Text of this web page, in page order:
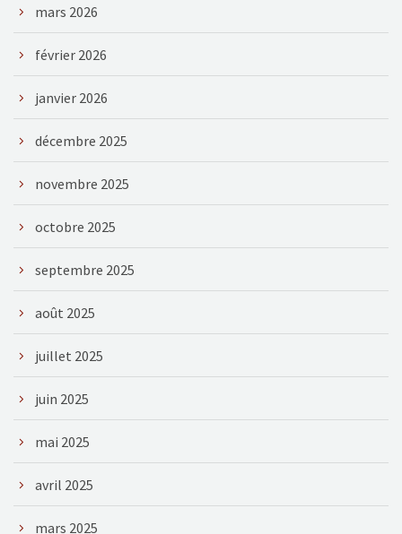
mars 2026
février 2026
janvier 2026
décembre 2025
novembre 2025
octobre 2025
septembre 2025
août 2025
juillet 2025
juin 2025
mai 2025
avril 2025
mars 2025